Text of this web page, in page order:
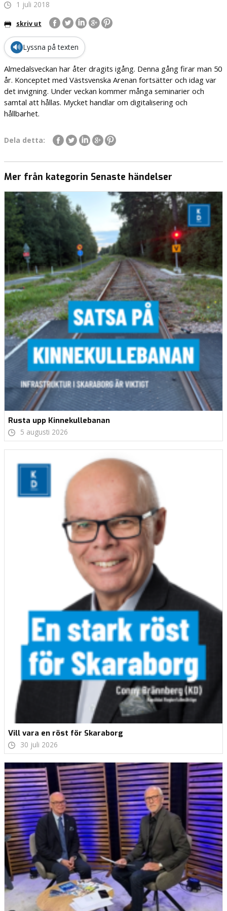
1 juli 2018
skriv ut
🔊 Lyssna på texten
Almedalsveckan har åter dragits igång. Denna gång firar man 50
år. Konceptet med Västsvenska Arenan fortsätter och idag var
det invigning. Under veckan kommer många seminarier och
samtal att hållas. Mycket handlar om digitalisering och
hållbarhet.
Dela detta:
Mer från kategorin Senaste händelser
Rusta upp Kinnekullebanan
5 augusti 2026
Vill vara en röst för Skaraborg
30 juli 2026